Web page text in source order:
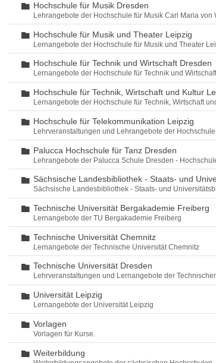
Ordner
Hochschule für Musik Dresden
Lehrangebote der Hochschule für Musik Carl Maria von
Ordner
Hochschule für Musik und Theater Leipzig
Lernangebote der Hochschule für Musik und Theater
Ordner
Hochschule für Technik und Wirtschaft Dresden
Lernangebote der Hochschule für Technik und
Ordner
Hochschule für Technik, Wirtschaft und Kultur
Lernangebote der Hochschule für Technik, Wirtschaft
Ordner
Hochschule für Telekommunikation Leipzig
Lehrveranstaltungen und Lehrangebote der
Ordner
Palucca Hochschule für Tanz Dresden
Lehrangebote der Palucca Schule Dresden -
Ordner
Sächsische Landesbibliothek - Staats- und
Sächsische Landesbibliothek - Staats- und
Ordner
Technische Universität Bergakademie Freiberg
Lernangebote der TU Bergakademie Freiberg
Ordner
Technische Universität Chemnitz
Lernangebote der Technische Universität Chemnitz
Ordner
Technische Universität Dresden
Lehrveranstaltungen und Lernangebote der
Ordner
Universität Leipzig
Lernangebote der Universität Leipzig
Ordner
Vorlagen
Vorlagen für Kurse.
Ordner
Weiterbildung